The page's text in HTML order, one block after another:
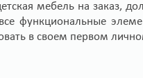
мебель на заказ,
функциональные
в своем первом